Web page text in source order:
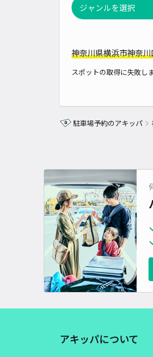
神奈川県横浜市神奈
スポットの取得に失敗し
駐車場予約のアキッパ
アキッパについて